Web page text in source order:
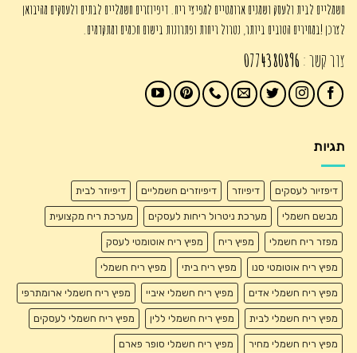
חשמליים לבית ולעסק ושמנים ארומטיים למפיצי ריח. דיפיוזרים חשמליים לבתים ולעסקים מהיבואן
לצרכן !במחירים הטובים ביותר, נטרול ריחות ופתרונות בישום חכמים ומתקדמים.
צור קשר : 0774380896
תגיות
דיפזיור לעסקים דיפיוזר דיפיוזרים חשמליים דיפיוזר לבית
מבשם חשמלי מערכת ניטרול ריחות לעסקים מערכת ריח מקצועית
מפזר ריח חשמלי מפיץ ריח מפיץ ריח אוטומטי לעסק
מפיץ ריח אוטומטי סנו מפיץ ריח ביתי מפיץ ריח חשמלי
מפיץ ריח חשמלי אדים מפיץ ריח חשמלי איביי מפיץ ריח חשמלי ארומתרפי
מפיץ ריח חשמלי לבית מפיץ ריח חשמלי ללין מפיץ ריח חשמלי לעסקים
מפיץ ריח חשמלי מחיר מפיץ ריח חשמלי סופר פארם